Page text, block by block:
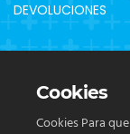
DEVOLUCIONES
Contacto
Cookies
Cookies Para